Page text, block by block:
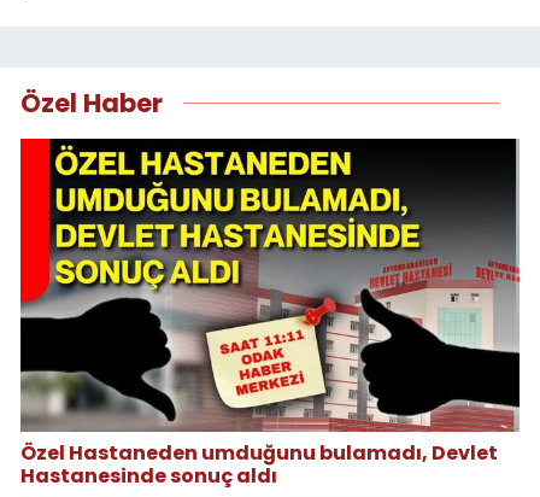
Özel Haber
Özel Hastaneden umduğunu bulamadı, Devlet
Hastanesinde sonuç aldı